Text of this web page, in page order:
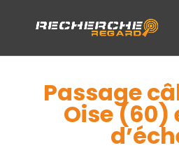
Passage
Oise (60)